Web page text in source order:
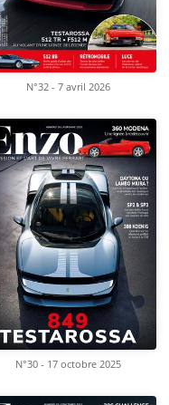
N°32 - 7 avril 2026
N°30 - 17 octobre 2025